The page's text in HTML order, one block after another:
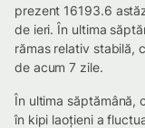
prezent 16193.6
de ieri. În ultima
rămas relativ stabilă,
de acum 7 zile.
În ultima săptămână,
în kipi laoțieni a